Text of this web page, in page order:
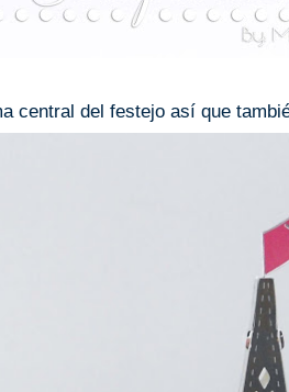
central del festejo así que